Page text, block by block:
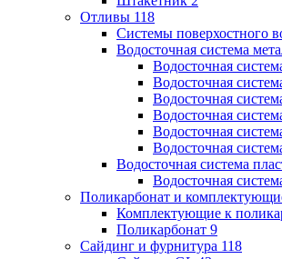
Отливы 118
Системы поверхостного
Водосточная система
Водосточная
Водосточная
Водосточная
Водосточная
Водосточная
Водосточная
Водосточная система
Водосточная
Поликарбонат и
Комплектующие к
Поликарбонат 9
Сайдинг и фурнитура 118